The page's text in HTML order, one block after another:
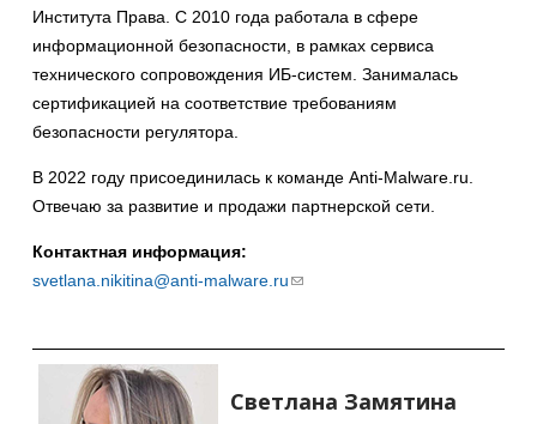
Института Права. С 2010 года работала в сфере
информационной безопасности, в рамках сервиса
технического сопровождения ИБ-систем. Занималась
сертификацией на соответствие требованиям
безопасности регулятора.
В 2022 году присоединилась к команде Anti-Malware.ru.
Отвечаю за развитие и продажи партнерской сети.
Контактная информация:
svetlana.nikitina@anti-malware.ru(ссылка
Светлана Замятина